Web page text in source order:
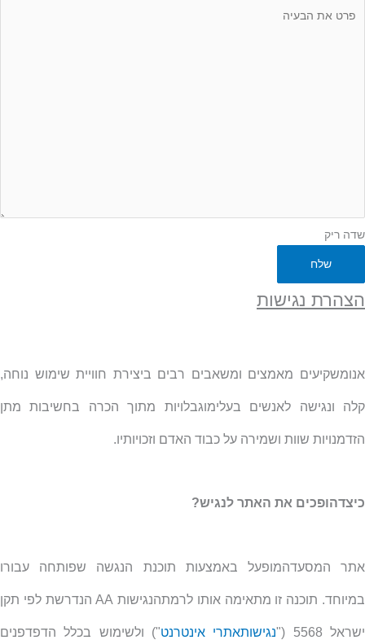
שדה ריק
שלח
הצהרת נגישות
אנומשקיעים מאמצים ומשאבים רבים ביצירת חוויית שימוש נוחה,
קלה ונגישה לאנשים בעלימוגבלויות מתוך הכרה בחשיבות מתן
הזדמנויות שוות ושמירה על כבוד האדם וזכויותיו.
כיצדהופכים את האתר לנגיש?
אתר המסעדהמופעל באמצעות תוכנת הנגשה שפותחה עבורו
במיוחד. תוכנה זו מתאימה אותו לרמתהנגישות AAהנדרשת לפי תקן
ישראל 5568 (" נגישותאתרי אינטרנט") ולשימוש בכלל הדפדפנים